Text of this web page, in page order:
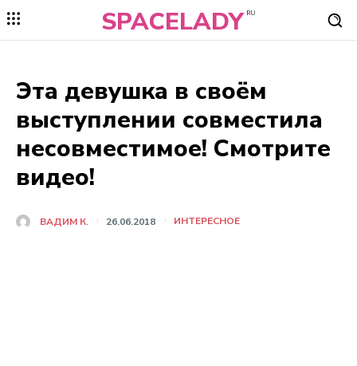
SPACELADY RU
Эта девушка в своём
выступлении совместила
несовместимое! Смотрите
видео!
ВАДИМ К. 26.06.2018 ИНТЕРЕСНОЕ